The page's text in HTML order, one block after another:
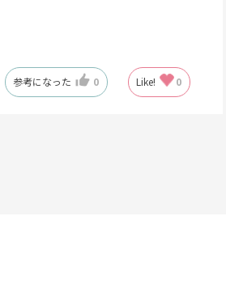
参考になった 0 Like! 0